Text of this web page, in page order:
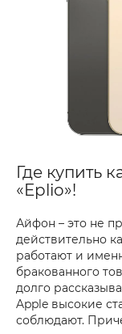
Где купить
«Eplio»!
Айфон – это не
действительно
работают и
бракованного
долго
Apple высокие
соблюдают.